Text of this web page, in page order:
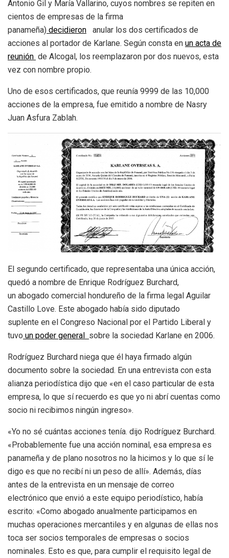
Antonio Gil y María Vallarino, cuyos nombres se repiten en
cientos de empresas de la firma
panameña) decidieron anular los dos certificados de
acciones al portador de Karlane. Según consta en un acta de
reunión de Alcogal, los reemplazaron por dos nuevos, esta
vez con nombre propio.
Uno de esos certificados, que reunía 9999 de las 10,000
acciones de la empresa, fue emitido a nombre de Nasry
Juan Asfura Zablah.
El segundo certificado, que representaba una única acción,
quedó a nombre de Enrique Rodríguez Burchard,
un abogado comercial hondureño de la firma legal Aguilar
Castillo Love. Este abogado había sido diputado
suplente en el Congreso Nacional por el Partido Liberal y
tuvo un poder general sobre la sociedad Karlane en 2006.
Rodríguez Burchard niega que él haya firmado algún
documento sobre la sociedad. En una entrevista con esta
alianza periodística dijo que «en el caso particular de esta
empresa, lo que sí recuerdo es que yo ni abrí cuentas como
socio ni recibimos ningún ingreso».
«Yo no sé cuántas acciones tenía. dijo Rodríguez Burchard.
«Probablemente fue una acción nominal, esa empresa es
panameña y de plano nosotros no la hicimos y lo que sí le
digo es que no recibí ni un peso de allí». Además, días
antes de la entrevista en un mensaje de correo
electrónico que envió a este equipo periodístico, había
escrito: «Como abogado anualmente participamos en
muchas operaciones mercantiles y en algunas de ellas nos
toca ser socios temporales de empresas o socios
nominales. Esto es que, para cumplir el requisito legal de